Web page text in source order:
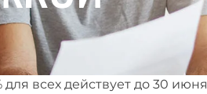
всех действует до 30 июня